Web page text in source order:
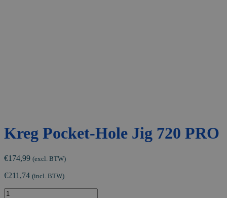
Kreg Pocket-Hole Jig 720 PRO
€174,99 (excl. BTW)
€211,74 (incl. BTW)
Kreg